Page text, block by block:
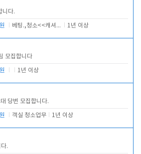
니다.
베팅.,청소<<캐셔 모셔봅니다. 1년 이상
모집합니다
1년 이상
당번 모집합니다.
객실 청소업무 1년 이상
.